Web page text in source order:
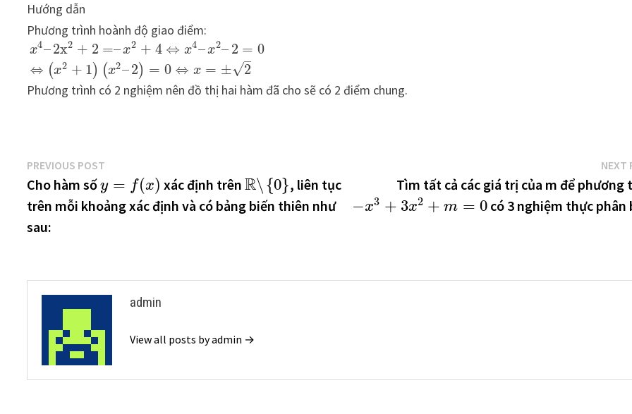
Hướng dẫn
Phương trình hoành độ giao điểm:
x4–2x2 + 2 =–x2 + 4 ⇔ x4–x2– 2 = 0
⇔ (x2 + 1) (x2–2) = 0 ⇔ x = ± 2
–
√
Phương trình có 2 nghiệm nên đồ thị hai hàm đã cho sẽ có 2 điểm chung.
Điều
hướng
bài
PREVIOUS POST
post:
Cho hàm sốy = f(x) xác định trên R∖ {0}, liên tục
trên mỗi khoảng xác định và có bảng biến thiên như
sau:
NEXT
Tìm tất cả các giá trị của m để phương
−x3 + 3x2 + m = 0có 3 nghiệm thực phân
admin
View all posts by admin →